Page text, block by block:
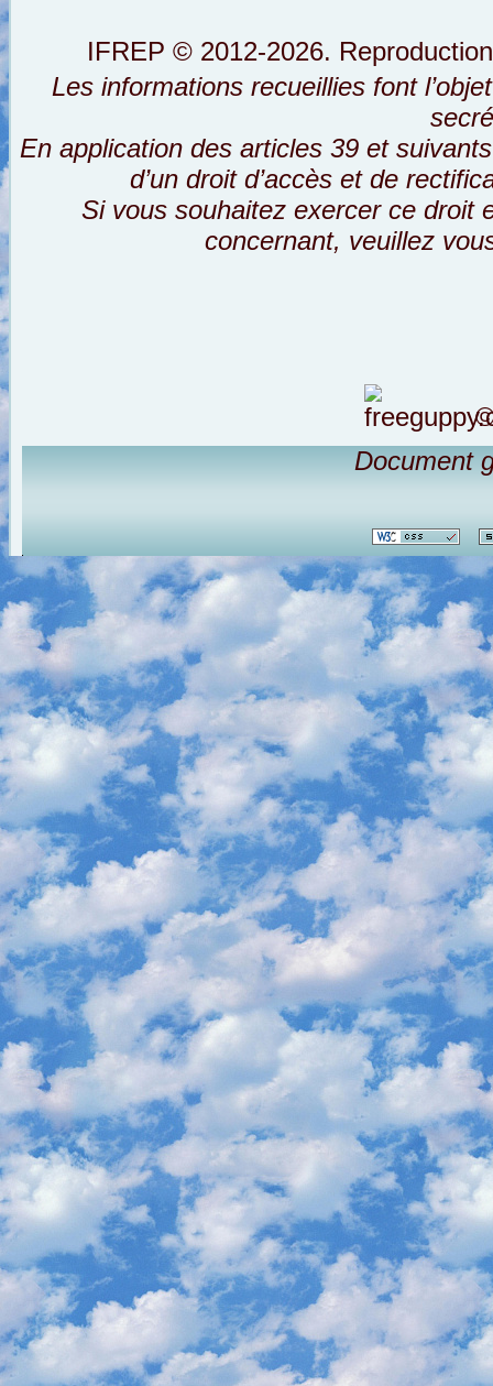
IFREP © 2012-2026.
Les informations recueillies font
En application des articles 39 et
d’un droit d’accès et de
Si vous souhaitez exercer ce droit
concernant, veuillez
©
Document